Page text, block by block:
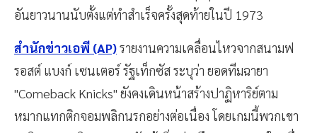
อันยาวนานนับตั้งแต่ทำสำเร็จครั้งสุดท้ายในปี 1973
สำนักข่าวเอพี (AP)รายงานความเคลื่อนไหวจากสนามฟ
รอสต์ แบงก์ เซนเตอร์ รัฐเท็กซัส ระบุว่า ยอดทีมฉายา
"Comeback Knicks" ยังคงเดินหน้าสร้างปาฏิหาริย์ตาม
หมากแทกติกจอมพลิกนรกอย่างต่อเนื่อง โดยเกมนี้พวกเขา